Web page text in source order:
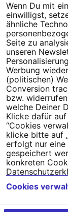
Dein Engagement
Millionen Menschen
Newsletter bestellen
Campact e.V.
IBAN DE95 2‍5‍1‍2
SozialBank
Direkt online
NewsletterHilfe und
FAQKontakt
Wenn Du mit
einwilligst,
ähnliche
Seite zu
unseren
Werbung
(politischen)
Conversion
bzw.
welche Deiner
Klicke dafür
“Cookies
klicke bitte auf
erfolgt nur eine
gespeichert
konkreten
Cookies